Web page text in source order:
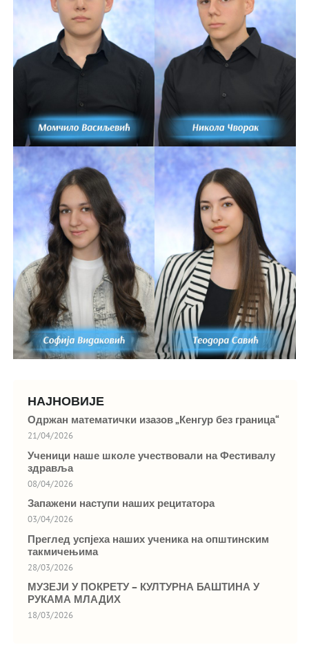
НАЈНОВИЈЕ
Одржан математички изазов „Кенгур без граница“
21/04/2026
Ученици наше школе учествовали на Фестивалу
здравља
08/04/2026
Запажени наступи наших рецитатора
03/04/2026
Преглед успјеха наших ученика на општинским
такмичењима
28/03/2026
МУЗЕЈИ У ПОКРЕТУ – КУЛТУРНА БАШТИНА У
РУКАМА МЛАДИХ
18/03/2026